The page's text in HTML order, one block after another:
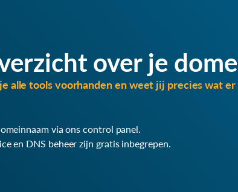
over je
alle tools voorhanden en weet jij precies wat
via ons control panel.
en DNS beheer zijn gratis inbegrepen.